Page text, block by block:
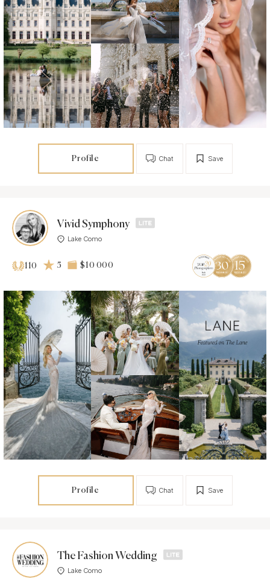
Profile Save
Chat
Vivid Symphony
Lake Como
110 5 $10 000
Profile Save
Chat
The Fashion Wedding
Lake Como